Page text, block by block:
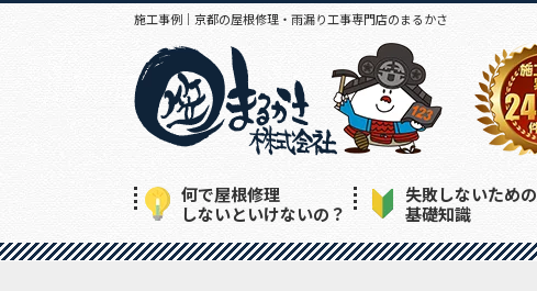
施工事例｜京都の屋根修理・雨漏り工事専門店のまるかさ
何で屋根修理
しないといけないの？
失敗しないための
基礎知識